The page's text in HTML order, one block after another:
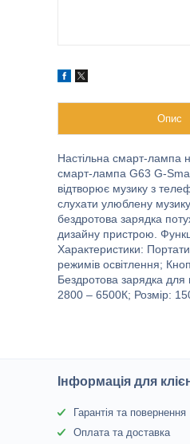
Опис
Настільна смарт-лампа
смарт-лампа G63 G-
відтворює музику з
слухати улюблену
бездротова зарядка
дизайну пристрою.
Характеристики:
режимів освітлення;
Бездротова зарядка для
2800 – 6500К; Розмір:
Інформація для
Гарантія та повернення
Оплата та доставка